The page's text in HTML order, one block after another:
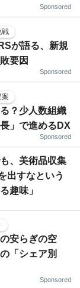
Sponsored
戦
が語る、新規
要因
Sponsored
？少人数組織
」で進めるDX
Sponsored
、美術品収集
出すなという
趣味」
安らぎの空
「シェア別
Sponsored